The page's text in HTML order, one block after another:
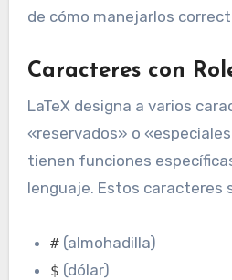
de cómo manejarlos
Caracteres con
LaTeX designa a varios
«reservados» o
tienen funciones
lenguaje. Estos caracteres
# (almohadilla)
$ (dólar)